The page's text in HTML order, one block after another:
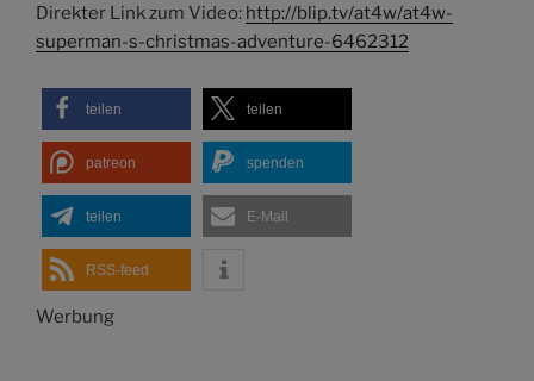
Direkter Link zum Video: http://blip.tv/at4w/at4w-
superman-s-christmas-adventure-6462312
teilen teilen
patreon spenden
teilen E-Mail
RSS-feed
Werbung